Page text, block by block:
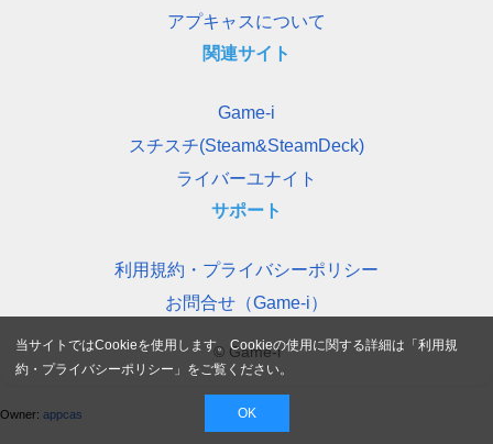
アプキャスについて
関連サイト
Game-i
スチスチ(Steam&SteamDeck)
ライバーユナイト
サポート
利用規約・プライバシーポリシー
お問合せ（Game-i）
© Game-i
Owner: appcas
当サイトではCookieを使用します。Cookieの使用に関する詳細は「利用規
約・プライバシーポリシー 」をご覧ください。
OK